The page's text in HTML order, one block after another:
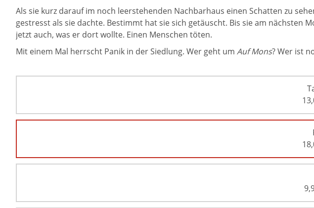
Als sie kurz darauf im noch leerstehenden Nachbarhaus einen Schatten zu
gestresst als sie dachte. Bestimmt hat sie sich getäuscht. Bis sie am nächsten
jetzt auch, was er dort wollte. Einen Menschen töten.
Mit einem Mal herrscht Panik in der Siedlung. Wer geht um Auf Mons? Wer ist